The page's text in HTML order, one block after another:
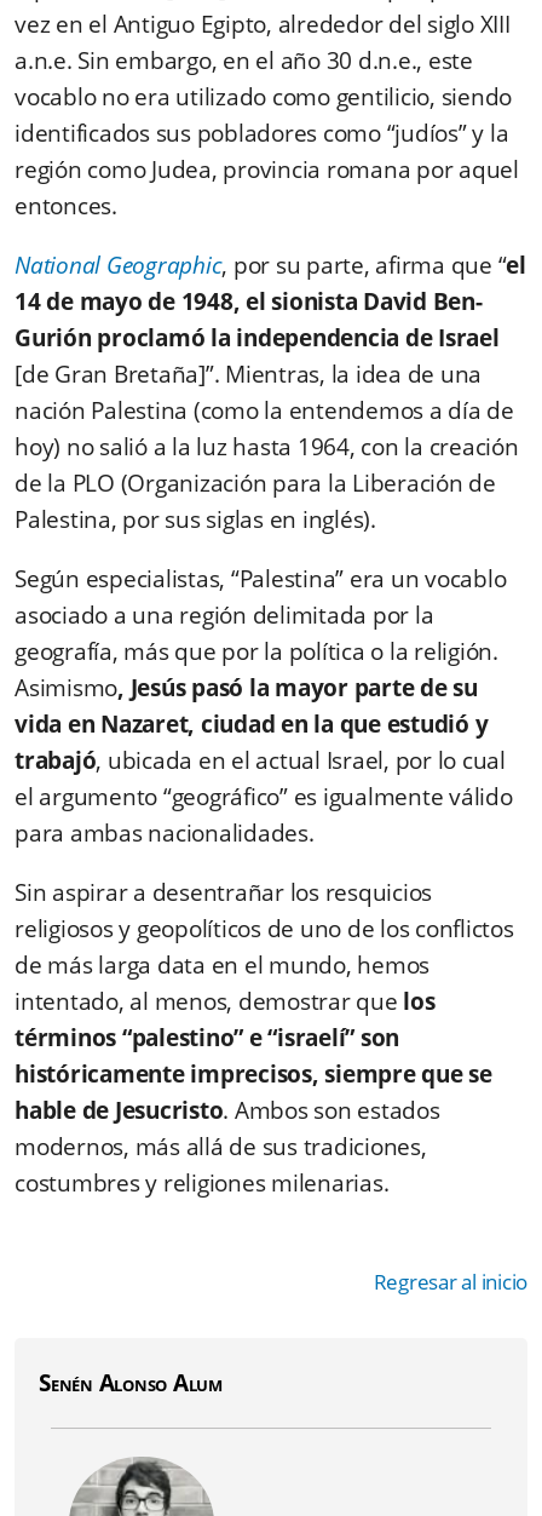
vez en el Antiguo Egipto, alrededor del siglo XIII
a.n.e. Sin embargo, en el año 30 d.n.e., este
vocablo no era utilizado como gentilicio, siendo
identificados sus pobladores como “judíos” y la
región como Judea, provincia romana por aquel
entonces.
National Geographic, por su parte, afirma que “el
14 de mayo de 1948, el sionista David Ben-
Gurión proclamó la independencia de Israel
[de Gran Bretaña]”. Mientras, la idea de una
nación Palestina (como la entendemos a día de
hoy) no salió a la luz hasta 1964, con la creación
de la PLO (Organización para la Liberación de
Palestina, por sus siglas en inglés).
Según especialistas, “Palestina” era un vocablo
asociado a una región delimitada por la
geografía, más que por la política o la religión.
Asimismo, Jesús pasó la mayor parte de su
vida en Nazaret, ciudad en la que estudió y
trabajó, ubicada en el actual Israel, por lo cual
el argumento “geográfico” es igualmente válido
para ambas nacionalidades.
Sin aspirar a desentrañar los resquicios
religiosos y geopolíticos de uno de los conflictos
de más larga data en el mundo, hemos
intentado, al menos, demostrar que los
términos “palestino” e “israelí” son
históricamente imprecisos, siempre que se
hable de Jesucristo. Ambos son estados
modernos, más allá de sus tradiciones,
costumbres y religiones milenarias.
Regresar al inicio
Senén Alonso Alum